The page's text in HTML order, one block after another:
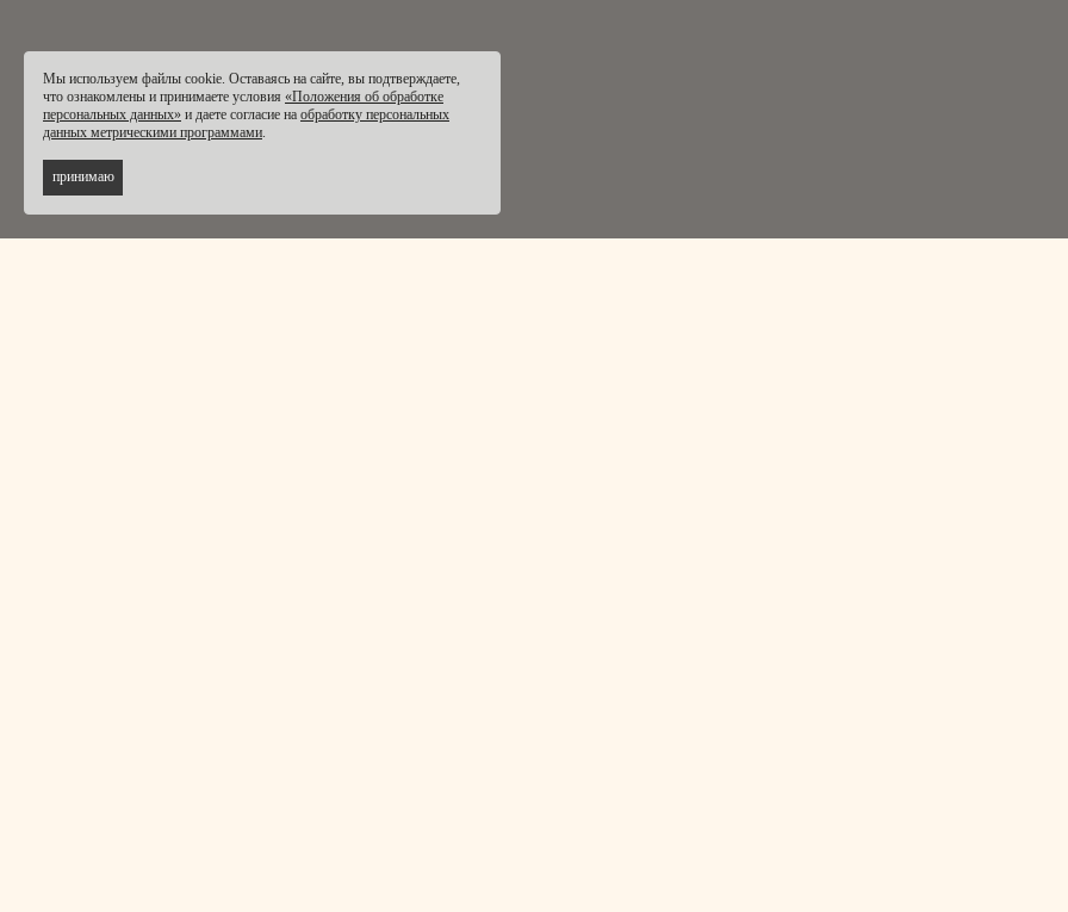
Мы используем файлы cookie. Оставаясь на сайте, вы подтверждаете,
что ознакомлены и принимаете условия «Положения об обработке
персональных данных» и даете согласие на обработку персональных
данных метрическими программами
принимаю